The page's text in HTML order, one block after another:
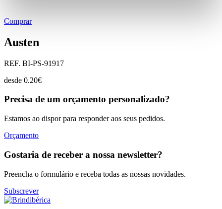
Comprar
Austen
REF. BI-PS-91917
desde 0.20€
Precisa de um orçamento personalizado?
Estamos ao dispor para responder aos seus pedidos.
Orçamento
Gostaria de receber a nossa newsletter?
Preencha o formulário e receba todas as nossas novidades.
Subscrever